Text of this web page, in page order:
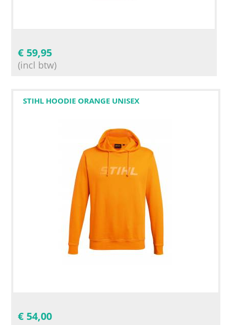
€ 59,95
(incl btw)
STIHL HOODIE ORANGE UNISEX
€ 54,00